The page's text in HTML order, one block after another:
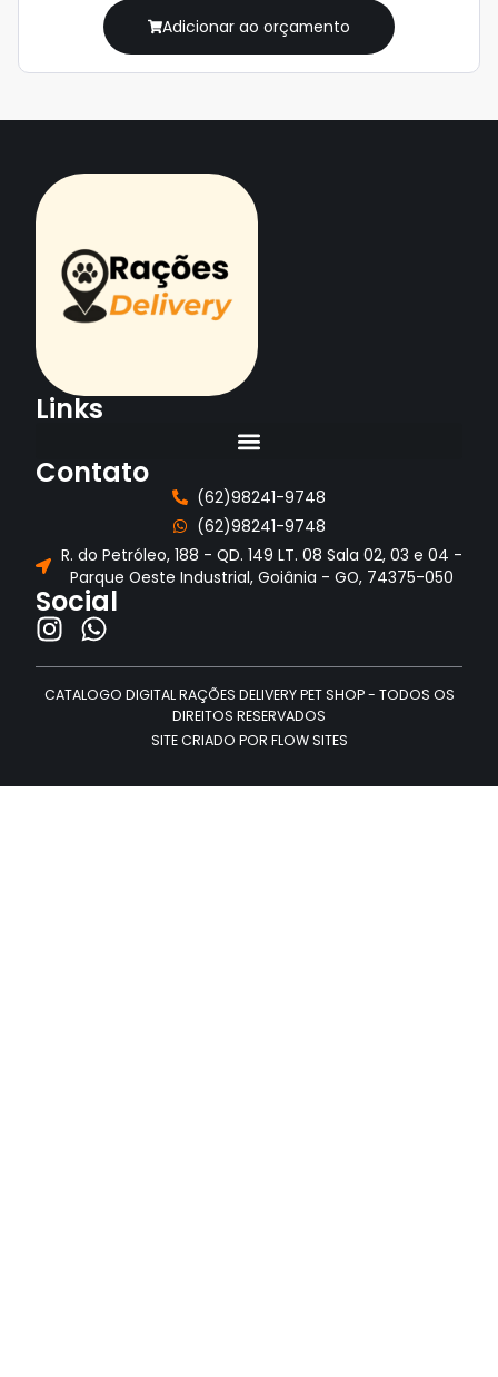
Adicionar ao orçamento
Links
Contato
(62)98241-9748
(62)98241-9748
R. do Petróleo, 188 - QD. 149 LT. 08 Sala 02, 03 e 04 -
Parque Oeste Industrial, Goiânia - GO, 74375-050
Social
CATALOGO DIGITAL RAÇÕES DELIVERY PET SHOP - TODOS OS
DIREITOS RESERVADOS
SITE CRIADO POR FLOW SITES